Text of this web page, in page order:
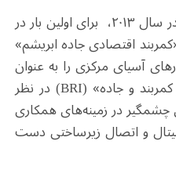
رئیس جمهور «شی جین‌پینگ» در سال ۲۰۱۳، برای اولین بار در
اقتصادی جاده ابریشم»
آسیای مرکزی را به عنوان
و جاده» (BRI) در نظر
در زمینه‌های همکاری
و اتصال زیرساختی دست